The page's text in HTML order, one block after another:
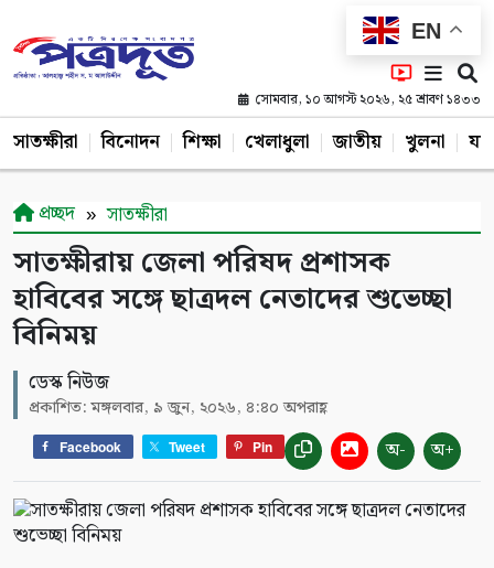
EN
সোমবার, ১০ আগস্ট ২০২৬, ২৫ শ্রাবণ ১৪৩৩
সাতক্ষীরা বিনোদন শিক্ষা খেলাধুলা জাতীয় খুলনা
প্রচ্ছদ সাতক্ষীরা
সাতক্ষীরায় জেলা পরিষদ প্রশাসক
হাবিবের সঙ্গে ছাত্রদল নেতাদের শুভেচ্ছা
বিনিময়
ডেস্ক নিউজ
প্রকাশিত: মঙ্গলবার, ৯ জুন, ২০২৬, ৪:৪০ অপরাহ্ণ
Facebook Tweet Pin অ- অ+